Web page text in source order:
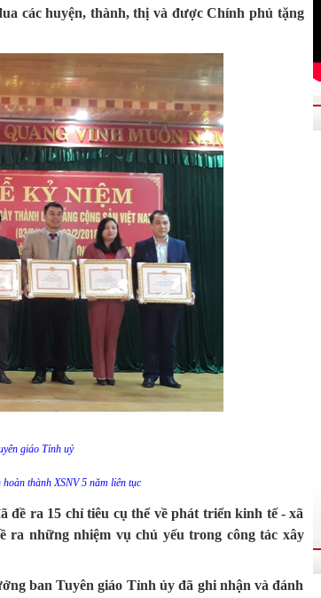
các huyện, thành, thị và được Chính phủ tặng
giáo Tỉnh uỷ
thành XSNV 5 năm liên tục
ra 15 chỉ tiêu cụ thể về phát triển kinh tế - xã
những nhiệm vụ chủ yếu trong công tác xây
ban Tuyên giáo Tỉnh ủy đã ghi nhận và đánh